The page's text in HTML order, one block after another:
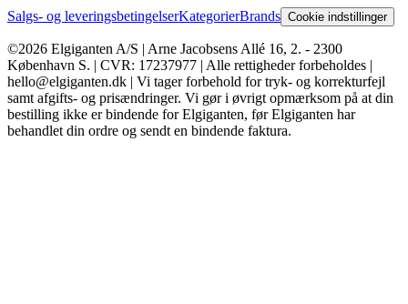
Salgs- og leveringsbetingelserKategorierBrands Cookie indstillinger
©2026 Elgiganten A/S | Arne Jacobsens Allé 16, 2. - 2300
København S. | CVR: 17237977 | Alle rettigheder forbeholdes |
hello@elgiganten.dk | Vi tager forbehold for tryk- og korrekturfejl
samt afgifts- og prisændringer. Vi gør i øvrigt opmærksom på at din
bestilling ikke er bindende for Elgiganten, før Elgiganten har
behandlet din ordre og sendt en bindende faktura.